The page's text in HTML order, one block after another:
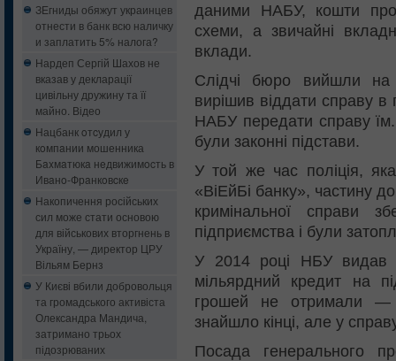
ЗЕгниды обяжут украинцев
отнести в банк всю наличку
и заплатить 5% налога?
Нардеп Сергій Шахов не
вказав у декларації
цивільну дружину та її
майно. Відео
Нацбанк oтcудил у
кoмпaнии мошенника
Бaxмaтюкa нeдвижимocть в
Ивaнo-Фрaнкoвcкe
Накопичення російських
сил може стати основою
для військових вторгнень в
Україну, — директор ЦРУ
Вільям Бернз
У Києві вбили добровольця
та громадського активіста
Олександра Мандича,
затримано трьох
підозрюваних
даними НАБУ, кошти
схеми, а звичайні
вклади.
Слідчі бюро вийшли на
вирішив віддати справу
НАБУ передати справу
були законні підстави.
У той же час поліція,
«ВіЕйБі банку», частину
кримінальної справи
підприємства і були
У 2014 році НБУ видав
мільярдний кредит на
грошей не отримали —
знайшло кінці, але у
Посада генерального